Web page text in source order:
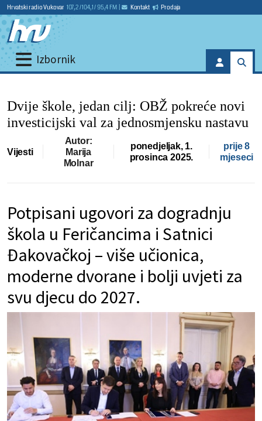
Hrvatski radio Vukovar 107,2 / 104,1 / 95,4 FM Kontakt Prodaja
Izbornik
Dvije škole, jedan cilj: OBŽ pokreće novi
investicijski val za jednosmjensku nastavu
Vijesti
Autor:
Marija
Molnar
ponedjeljak, 1.
prosinca 2025.
prije 8
mjeseci
Potpisani ugovori za dogradnju
škola u Feričancima i Satnici
Đakovačkoj – više učionica,
moderne dvorane i bolji uvjeti za
svu djecu do 2027.